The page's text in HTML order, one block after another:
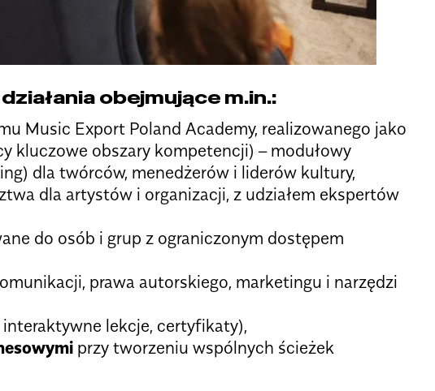
obejmujące m.in.:
Music Export Poland Academy, realizowanego jako
kluczowe obszary kompetencji) – modułowy
dla twórców, menedżerów i liderów kultury,
dla artystów i organizacji, z udziałem ekspertów
do osób i grup z ograniczonym dostępem
prawa autorskiego, marketingu i narzędzi
lekcje, certyfikaty),
przy tworzeniu wspólnych ścieżek